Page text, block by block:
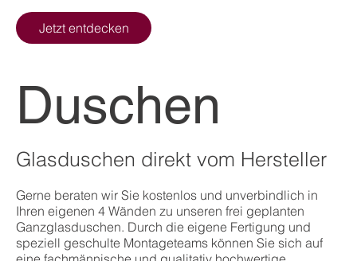
Duschen
Glasduschen direkt vom Hersteller
Gerne beraten wir Sie kostenlos und unverbindlich in
Ihren eigenen 4 Wänden zu unseren frei geplanten
Ganzglasduschen. Durch die eigene Fertigung und
speziell geschulte Montageteams können Sie sich auf
Jetzt entdecken